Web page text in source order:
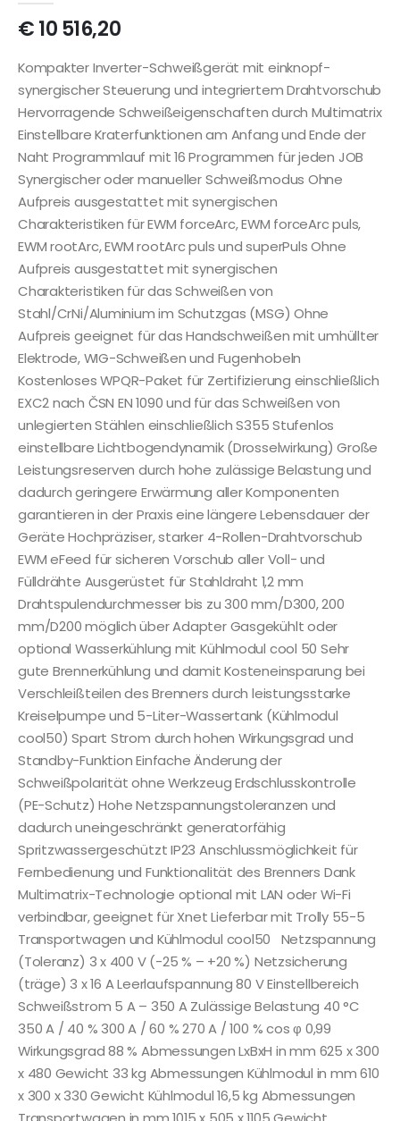
€10 516,20
Kompakter Inverter-Schweißgerät mit einknopf-
synergischer Steuerung und integriertem Drahtvorschub
Hervorragende Schweißeigenschaften durch Multimatrix
Einstellbare Kraterfunktionen am Anfang und Ende der
Naht Programmlauf mit 16 Programmen für jeden JOB
Synergischer oder manueller Schweißmodus Ohne
Aufpreis ausgestattet mit synergischen
Charakteristiken für EWM forceArc, EWM forceArc puls,
EWM rootArc, EWM rootArc puls und superPuls Ohne
Aufpreis ausgestattet mit synergischen
Charakteristiken für das Schweißen von
Stahl/CrNi/Aluminium im Schutzgas (MSG) Ohne
Aufpreis geeignet für das Handschweißen mit umhüllter
Elektrode, WIG-Schweißen und Fugenhobeln
Kostenloses WPQR-Paket für Zertifizierung einschließlich
EXC2 nach ČSN EN 1090 und für das Schweißen von
unlegierten Stählen einschließlich S355 Stufenlos
einstellbare Lichtbogendynamik (Drosselwirkung) Große
Leistungsreserven durch hohe zulässige Belastung und
dadurch geringere Erwärmung aller Komponenten
garantieren in der Praxis eine längere Lebensdauer der
Geräte Hochpräziser, starker 4-Rollen-Drahtvorschub
EWM eFeed für sicheren Vorschub aller Voll- und
Fülldrähte Ausgerüstet für Stahldraht 1,2 mm
Drahtspulendurchmesser bis zu 300 mm/D300, 200
mm/D200 möglich über Adapter Gasgekühlt oder
optional Wasserkühlung mit Kühlmodul cool 50 Sehr
gute Brennerkühlung und damit Kosteneinsparung bei
Verschleißteilen des Brenners durch leistungsstarke
Kreiselpumpe und 5-Liter-Wassertank (Kühlmodul
cool50) Spart Strom durch hohen Wirkungsgrad und
Standby-Funktion Einfache Änderung der
Schweißpolarität ohne Werkzeug Erdschlusskontrolle
(PE-Schutz) Hohe Netzspannungstoleranzen und
dadurch uneingeschränkt generatorfähig
Spritzwassergeschützt IP23 Anschlussmöglichkeit für
Fernbedienung und Funktionalität des Brenners Dank
Multimatrix-Technologie optional mit LAN oder Wi-Fi
verbindbar, geeignet für Xnet Lieferbar mit Trolly 55-5
Transportwagen und Kühlmodul cool50 Netzspannung
(Toleranz) 3 x 400 V (-25 % – +20 %) Netzsicherung
(träge) 3 x 16 A Leerlaufspannung 80 V Einstellbereich
Schweißstrom 5 A – 350 A Zulässige Belastung 40 °C
350 A / 40 % 300 A / 60 % 270 A / 100 % cos φ 0,99
Wirkungsgrad 88 % Abmessungen LxBxH in mm 625 x 300
x 480 Gewicht 33 kg Abmessungen Kühlmodul in mm 610
x 300 x 330 Gewicht Kühlmodul 16,5 kg Abmessungen